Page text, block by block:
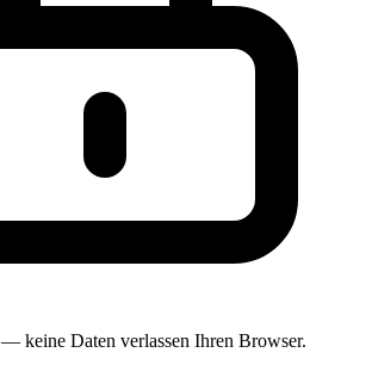
— keine Daten verlassen Ihren Browser.